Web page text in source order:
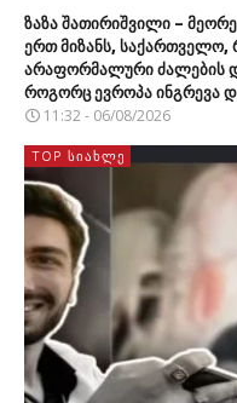
ზაზა შათირიშვილი –
ერთ მიზანს,
არაფორმალური ძალების
როგორც ევროპა ინგრევა
11:32 - 06/08/2026
TOP ᲡᲘᲐᲮᲚᲔ